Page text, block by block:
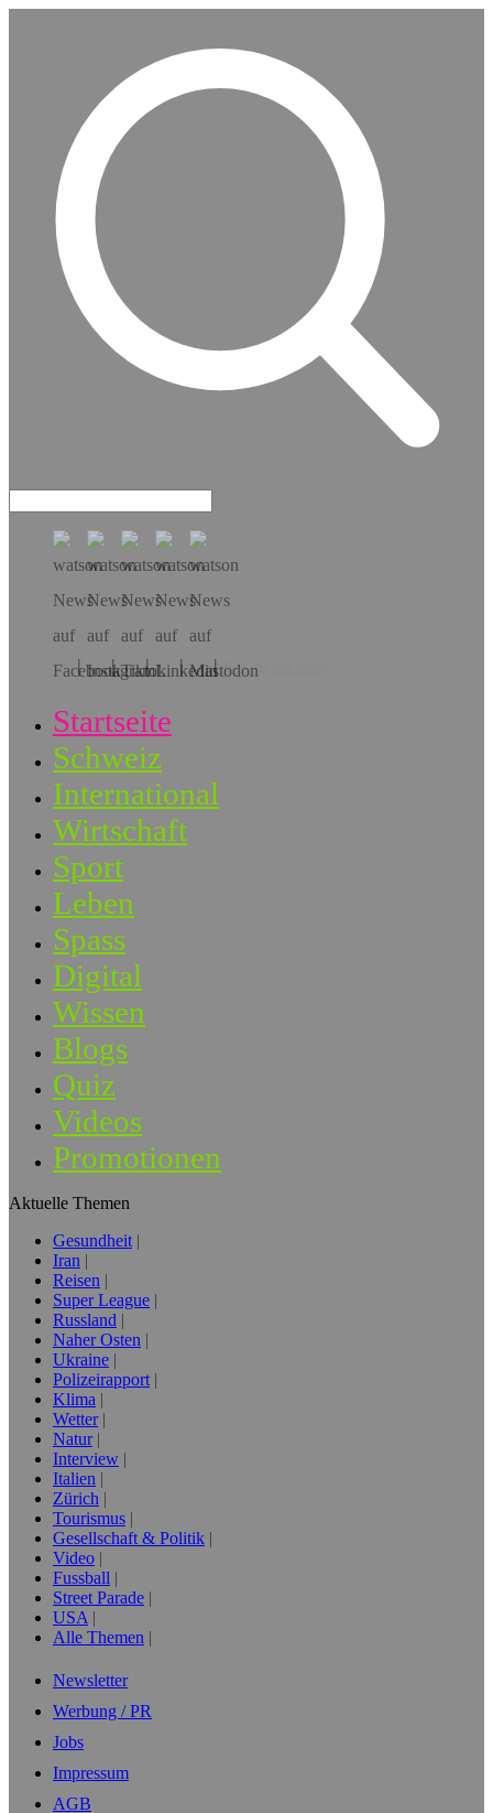
Hol dir die App!
Startseite
Schweiz
International
Wirtschaft
Sport
Leben
Spass
Digital
Wissen
Blogs
Quiz
Videos
Promotionen
Aktuelle Themen
Gesundheit
Iran
Reisen
Super League
Russland
Naher Osten
Ukraine
Polizeirapport
Klima
Wetter
Natur
Interview
Italien
Zürich
Tourismus
Gesellschaft & Politik
Video
Fussball
Street Parade
USA
Alle Themen
Newsletter
Werbung / PR
Jobs
Impressum
AGB